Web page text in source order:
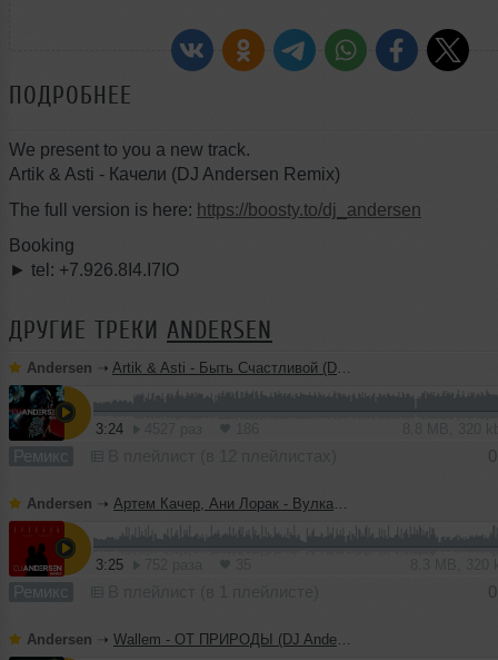
ПОДРОБНЕЕ
We present to you a new track.
Artik & Asti - Качели (DJ Andersen Remix)
The full version is here: https://boosty.to/dj_andersen
Booking
► tel: +7.926.8I4.I7IO
ДРУГИЕ ТРЕКИ ANDERSEN
Andersen ➝ Artik & Asti - Быть Счастливой (DJ Andersen Remix)
3:24
Ремикс
Andersen ➝ Артем Качер, Ани Лорак - Вулканы (DJ Andersen Remix)
3:25
Ремикс
Andersen ➝ Wallem - ОТ ПРИРОДЫ (DJ Andersen Remix)